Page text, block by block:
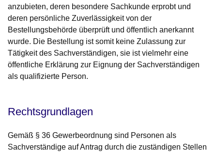
anzubieten, deren besondere Sachkunde erprobt und
deren persönliche Zuverlässigkeit von der
Bestellungsbehörde überprüft und öffentlich anerkannt
wurde. Die Bestellung ist somit keine Zulassung zur
Tätigkeit des Sachverständigen, sie ist vielmehr eine
öffentliche Erklärung zur Eignung der Sachverständigen
als qualifizierte Person.
Rechtsgrundlagen
Gemäß § 36 Gewerbeordnung sind Personen als
Sachverständige auf Antrag durch die zuständigen Stellen